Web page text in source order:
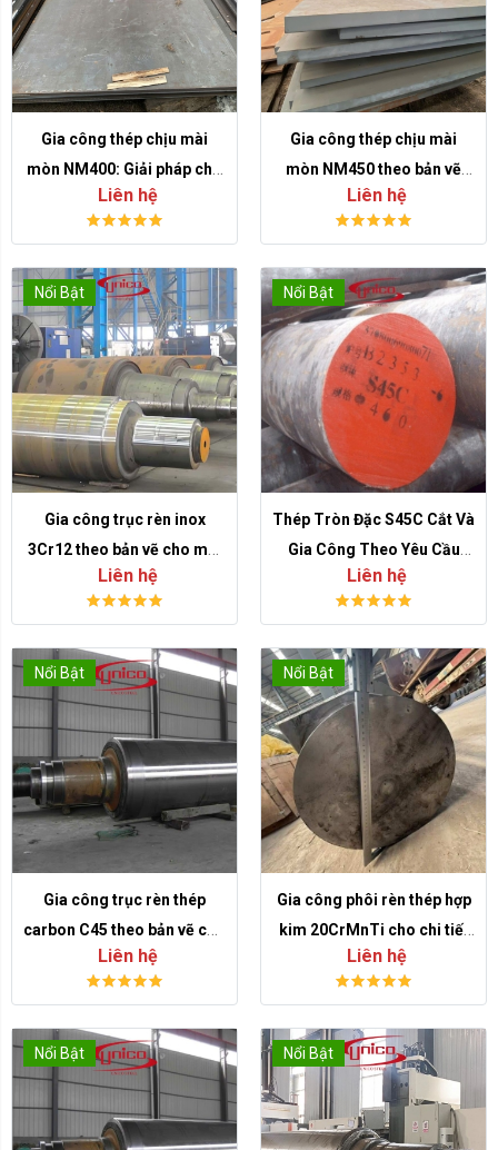
Gia công thép chịu mài
mòn NM400: Giải pháp cho
tấm lót, máng liệu và chi
tiết chống mòn
Liên hệ
Gia công thép chịu mài
mòn NM450 theo bản vẽ
cho chi tiết mài mòn cao
Liên hệ
Nổi Bật
Gia công trục rèn inox
3Cr12 theo bản vẽ cho môi
trường ăn mòn vừa
Liên hệ
Nổi Bật
Thép Tròn Đặc S45C Cắt Và
Gia Công Theo Yêu Cầu
Cho Doanh Nghiệp Cơ Khí
Liên hệ
Nổi Bật
Gia công trục rèn thép
carbon C45 theo bản vẽ cho
chi tiết chịu lực
Liên hệ
Nổi Bật
Gia công phôi rèn thép hợp
kim 20CrMnTi cho chi tiết
cơ khí chịu mài mòn
Liên hệ
Nổi Bật Nổi Bật